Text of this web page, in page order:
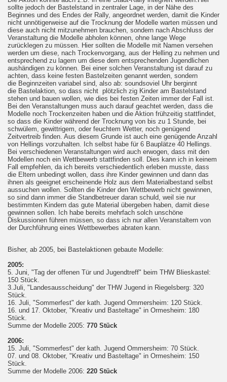
sollte jedoch der Bastelstand in zentraler Lage, in der Nähe des
Beginnes und des Endes der Rally, angeordnet werden, damit die Kinder
nicht unnötigerweise auf die Trocknung der Modelle warten müssen und
diese auch nicht mitzunehmen brauchen, sondern nach Abschluss der
Veranstaltung die Modelle abholen können, ohne lange Wege
zurücklegen zu müssen. Hier sollten die Modelle mit Namen versehen
werden um diese, nach Trockenvorgang, aus der Helling zu nehmen und
entsprechend zu lagern um diese dem entsprechenden Jugendlichen
aushändigen zu können. Bei einer solchen Veranstaltung ist darauf zu
achten, dass keine festen Bastelzeiten genannt werden, sondern
die Beginnzeiten variabel sind, also ab: soundsoviel Uhr berginnt
die Bastelaktion, so dass nicht plötzlich zig Kinder am Bastelstand
stehen und bauen wollen, wie dies bei festen Zeiten immer der Fall ist.
Bei den Veranstaltungen muss auch darauf geachtet werden, dass die
Modelle noch Trockenzeiten haben und die Aktion frühzeitig stattfindet,
so dass die Kinder während der Trocknung von bis zu 1 Stunde, bei
schwülem, gewittrigem, oder feuchtem Wetter, noch genügend
Zeitvertreib finden. Aus diesem Grunde ist auch eine genügende Anzahl
von Hellings vorzuhalten. Ich selbst habe für 6 Bauplätze 40 Hellings.
Bei verschiedenen Veranstaltungen wird auch erwogen, dass mit den
Modellen noch ein Wettbewerb stattfinden soll. Dies kann ich in keinem
Fall empfehlen, da ich bereits verschiedentlich erleben musste, dass
die Eltern unbedingt wollen, dass ihre Kinder gewinnen und dann das
ihnen als geeignet erscheinende Holz aus dem Materialbestand selbst
aussuchen wollen. Sollten die Kinder den Wettbewerb nicht gewinnen,
so sind dann immer die Standbetreuer daran schuld, weil sie nur
bestimmten Kindern das gute Material übergeben haben, damit diese
gewinnen sollen. Ich habe bereits mehrfach solch unschöne
Diskussionen führen müssen, so dass ich nur allen Veranstaltern von
der Durchführung eines Wettbewerbes abraten kann.
Bisher, ab 2005, bei Bastelaktionen gebaute Modelle:
2005:
5. Juni, "Tag der offenen Tür und Jugendtreff" beim THW Blieskastel:
150 Stück.
3.Juli, "Landesausscheidung" der THW Jugend in Riegelsberg: 320
Stück.
16. Juli, "Sommerfest" der kath. Jugend Ommersheim: 120 Stück.
16. und 17. Oktober, "Kreativ und Basteltage" in Ormesheim: 180
Stück.
Summe der Modelle 2005: 770 Stück
2006:
15. Juli, "Sommerfest" der kath. Jugend Ommersheim: 70 Stück.
07. und 08. Oktober, "Kreativ und Basteltage" in Ormesheim: 150
Stück.
Summe der Modelle 2006: 220 Stück